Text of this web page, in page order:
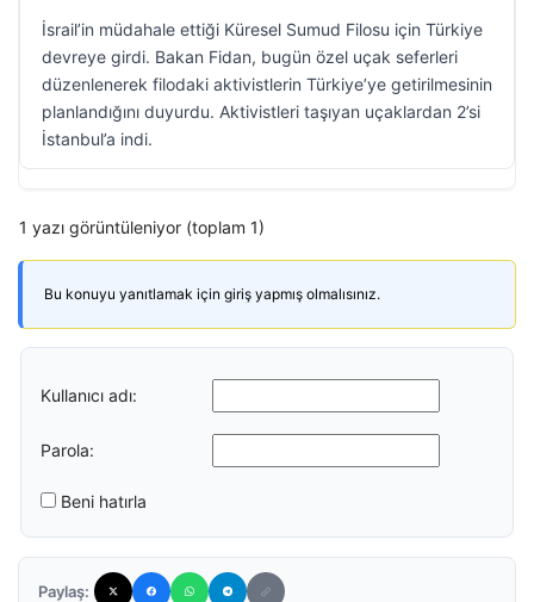
İsrail’in müdahale ettiği Küresel Sumud Filosu için Türkiye
devreye girdi. Bakan Fidan, bugün özel uçak seferleri
düzenlenerek filodaki aktivistlerin Türkiye’ye getirilmesinin
planlandığını duyurdu. Aktivistleri taşıyan uçaklardan 2’si
İstanbul’a indi.
1 yazı görüntüleniyor (toplam 1)
Bu konuyu yanıtlamak için giriş yapmış olmalısınız.
Kullanıcı adı:
Parola:
Beni hatırla
Paylaş: